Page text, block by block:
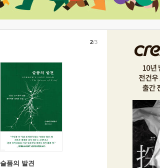
슬픔의 발견
2/3